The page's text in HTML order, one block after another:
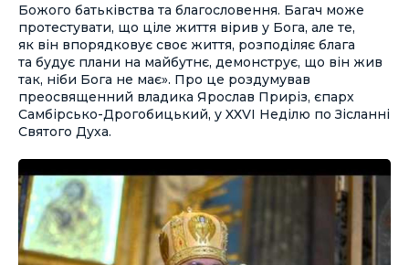
Божого батьківства та благословення. Багач може
протестувати, що ціле життя вірив у Бога, але те,
як він впорядковує своє життя, розподіляє блага
та будує плани на майбутнє, демонструє, що він жив
так, ніби Бога не має». Про це роздумував
преосвященний владика Ярослав Приріз, єпарх
Самбірсько-Дрогобицький, у XXVI Неділю по Зісланні
Святого Духа.